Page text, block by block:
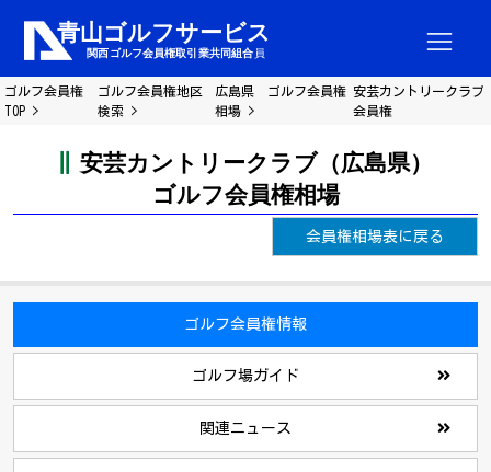
ゴルフ会員権
TOP
ゴルフ会員権地区
検索
広島県 ゴルフ会員権
相場
安芸カントリークラブ
会員権
安芸カントリークラブ（広島県）
ゴルフ会員権相場
会員権相場表に戻る
ゴルフ会員権情報
ゴルフ場ガイド
関連ニュース